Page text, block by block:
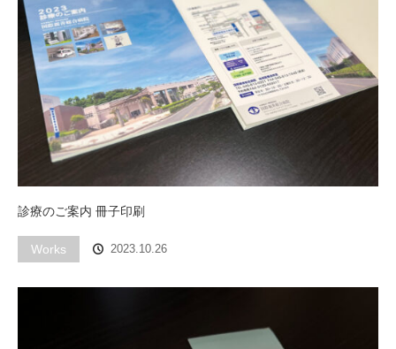
診療のご案内 冊子印刷
Works 2023.10.26